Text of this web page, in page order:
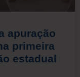
apuração
primeira
estadual